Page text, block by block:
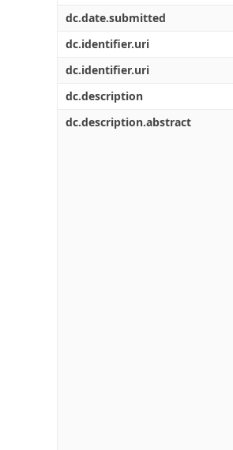
dc.date.submitted
dc.identifier.uri
dc.identifier.uri
dc.description
dc.description.abstract